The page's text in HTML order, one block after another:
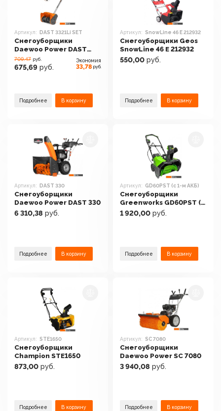
Артикул: DAST 3321Li SET
Снегоуборщики
Daewoo Power DAST
3321Li SET
709.47 руб.
675,69 руб.
Экономия
33,78 руб.
Подробнее В корзину
Артикул: SnowLine 46 E 212932
Снегоуборщики Geos
SnowLine 46 E 212932
550,00 руб.
Подробнее В корзину
Артикул: DAST 330
Снегоуборщики
Daewoo Power DAST 330
6 310,38 руб.
Подробнее В корзину
Артикул: GD60PST (с 1-м АКБ)
Снегоуборщики
Greenworks GD60PST (с
1-м АКБ)
1 920,00 руб.
Подробнее В корзину
Артикул: STE1650
Снегоуборщики
Champion STE1650
873,00 руб.
Подробнее В корзину
Артикул: SC 7080
Снегоуборщики
Daewoo Power SC 7080
3 940,08 руб.
Подробнее В корзину